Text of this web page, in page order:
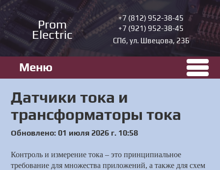
Prom
Electric
+7 (812) 952-38-45
+7 (921) 952-38-45
СПб, ул. Швецова, 23Б
Меню
Датчики тока и
трансформаторы тока
Обновлено: 01 июля 2026 г. 10:58
Контроль и измерение тока – это принципиальное
требование для множества приложений, а также для схем